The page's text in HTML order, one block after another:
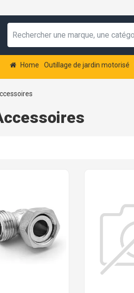
Home Outillage de jardin motorisé